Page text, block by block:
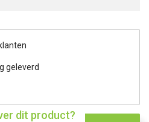
geleverd
dit product?